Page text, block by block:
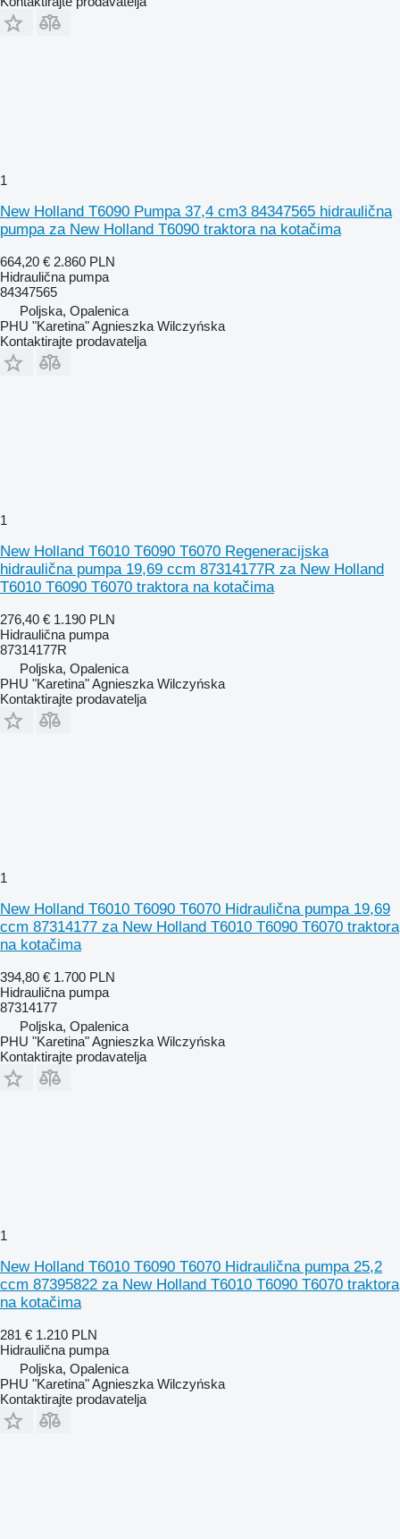
1
New Holland T6090 Pumpa 37,4 cm3 84347565 hidraulična
pumpa za New Holland T6090 traktora na kotačima
664,20 € 2.860 PLN
Hidraulična pumpa
84347565
Poljska, Opalenica
PHU "Karetina" Agnieszka Wilczyńska
Kontaktirajte prodavatelja
1
New Holland T6010 T6090 T6070 Regeneracijska
hidraulična pumpa 19,69 ccm 87314177R za New Holland
T6010 T6090 T6070 traktora na kotačima
276,40 € 1.190 PLN
Hidraulična pumpa
87314177R
Poljska, Opalenica
PHU "Karetina" Agnieszka Wilczyńska
Kontaktirajte prodavatelja
1
New Holland T6010 T6090 T6070 Hidraulična pumpa 19,69
ccm 87314177 za New Holland T6010 T6090 T6070 traktora
na kotačima
394,80 € 1.700 PLN
Hidraulična pumpa
87314177
Poljska, Opalenica
PHU "Karetina" Agnieszka Wilczyńska
Kontaktirajte prodavatelja
1
New Holland T6010 T6090 T6070 Hidraulična pumpa 25,2
ccm 87395822 za New Holland T6010 T6090 T6070 traktora
na kotačima
281 € 1.210 PLN
Hidraulična pumpa
Poljska, Opalenica
PHU "Karetina" Agnieszka Wilczyńska
Kontaktirajte prodavatelja